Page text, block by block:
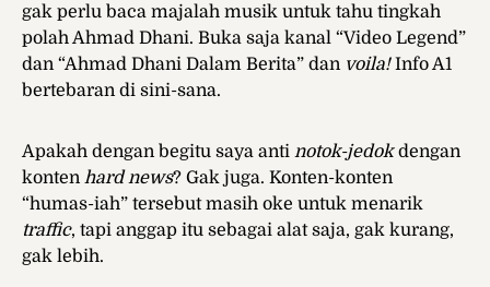
gak perlu baca majalah musik untuk tahu tingkah
polah Ahmad Dhani. Buka saja kanal “Video Legend”
dan “Ahmad Dhani Dalam Berita” dan voila!Info A1
bertebaran di sini-sana.
Apakah dengan begitu saya anti notok-jedokdengan
konten hard news? Gak juga. Konten-konten
“humas-iah” tersebut masih oke untuk menarik
traffic, tapi anggap itu sebagai alat saja, gak kurang,
gak lebih.